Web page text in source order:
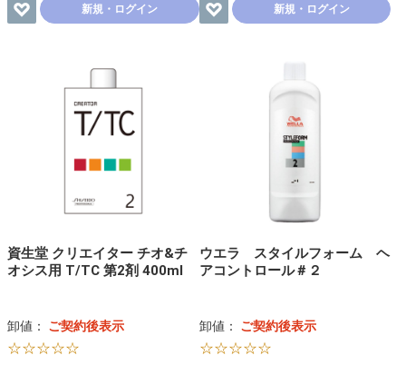
新規・ログイン 新規・ログイン
資生堂 クリエイター チオ&チ
オシス用 T/TC 第2剤 400ml
卸値： ご契約後表示
☆☆☆☆☆
ウエラ スタイルフォーム ヘ
アコントロール＃２
卸値： ご契約後表示
☆☆☆☆☆